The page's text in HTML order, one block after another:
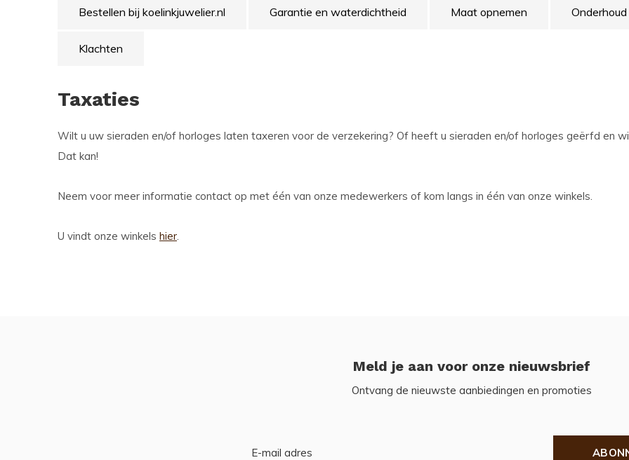
Bestellen bij koelinkjuwelier.nl Garantie en waterdichtheid Maat opnemen Onderhoud
Klachten
Taxaties
Wilt u uw sieraden en/of horloges laten taxeren voor de verzekering? Of heeft u sieraden en/of horloges geërfd en
Dat kan!
Neem voor meer informatie contact op met één van onze medewerkers of kom langs in één van onze winkels.
U vindt onze winkels hier.
Meld je aan voor onze nieuwsbrief
Ontvang de nieuwste aanbiedingen en promoties